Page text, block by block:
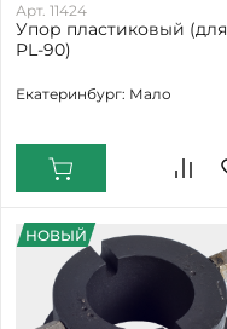
Арт. 11424
Упор пластиковый (для
PL-90)
Екатеринбург: Мало
НОВЫЙ